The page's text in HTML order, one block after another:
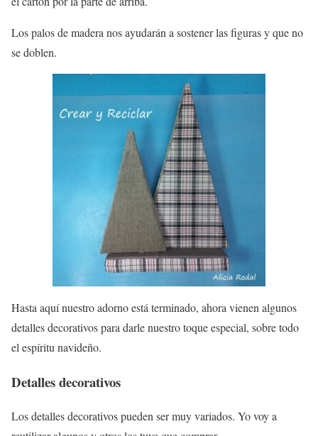
Los palos de madera nos ayudarán a sostener las figuras y que no
se doblen.
Hasta aquí nuestro adorno está terminado, ahora vienen algunos
detalles decorativos para darle nuestro toque especial, sobre todo
el espíritu navideño.
Detalles decorativos
Los detalles decorativos pueden ser muy variados. Yo voy a